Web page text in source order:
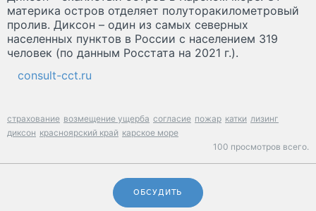
материка остров отделяет полуторакилометровый
пролив. Диксон – один из самых северных
населенных пунктов в России с населением 319
человек (по данным Росстата на 2021 г.).
consult-cct.ru
страхование возмещение ущерба согласие пожар катки лизинг
диксон красноярский край карское море
100 просмотров всего.
ОБСУДИТЬ